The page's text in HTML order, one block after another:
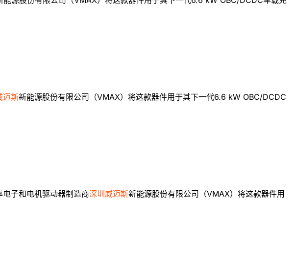
迈斯新能源股份有限公司（VMAX）将这款器件用于其下一代6.6 kW OBC/DCDC
子和电机驱动器制造商深圳威迈斯新能源股份有限公司（VMAX）将这款器件用